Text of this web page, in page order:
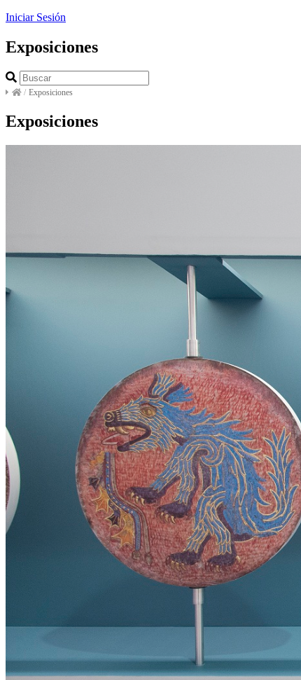
Iniciar Sesión
Exposiciones
/ Exposiciones
Exposiciones